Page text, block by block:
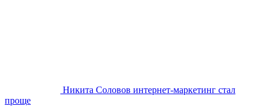
Никита Соловов интернет-маркетинг стал
проще